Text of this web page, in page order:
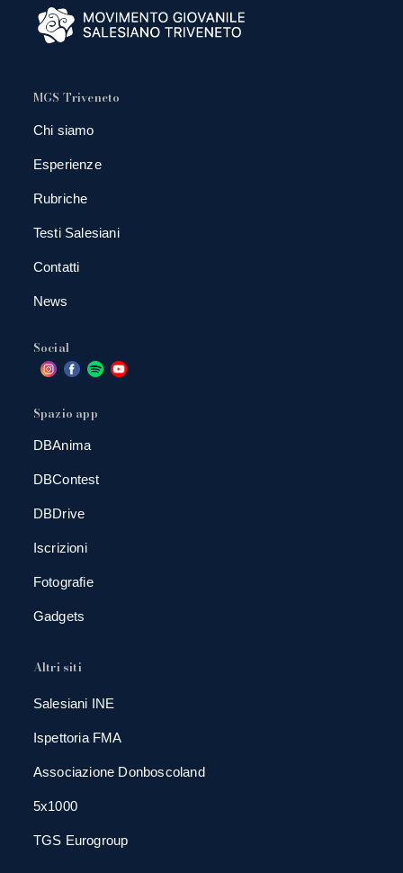
MGS Triveneto
Chi siamo
Esperienze
Rubriche
Testi Salesiani
Contatti
News
Social
Spazio app
DBAnima
DBContest
DBDrive
Iscrizioni
Fotografie
Gadgets
Altri siti
Salesiani INE
Ispettoria FMA
Associazione Donboscoland
5x1000
TGS Eurogroup